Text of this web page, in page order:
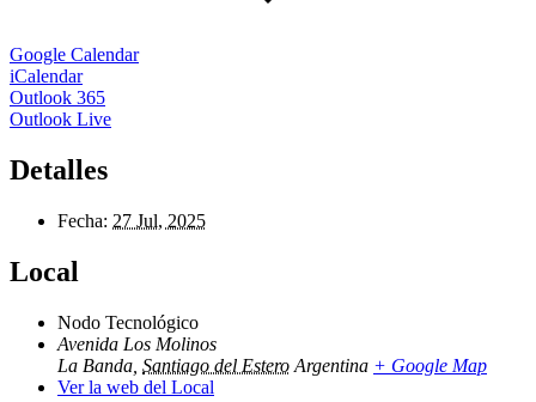
Google Calendar
iCalendar
Outlook 365
Outlook Live
Detalles
Fecha: 27 Jul, 2025
Local
Nodo Tecnológico
Avenida Los Molinos
La Banda Santiago del Estero Argentina + Google Map
Ver la web del Local